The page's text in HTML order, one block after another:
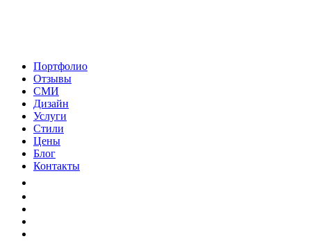
Портфолио
Отзывы
СМИ
Дизайн
Услуги
Стили
Цены
Блог
Контакты